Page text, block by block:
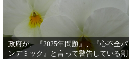
政府が、『2025年問題』、『心不全パ
ンデミック』と言って警告している割